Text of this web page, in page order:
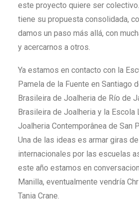
este proyecto quiere ser
tiene su propuesta consolidada,
damos un paso más allá, con
y acercarnos a otros.
Ya estamos en contacto con la
Pamela de la Fuente en Santiago
Brasileira de Joalheria de Río de
Brasileira de Joalheria y la Escola
Joalheria Contemporânea de San
Una de las ideas es armar giras
internacionales por las escuelas
este año estamos en
Manilla, eventualmente vendría
Tania Crane.